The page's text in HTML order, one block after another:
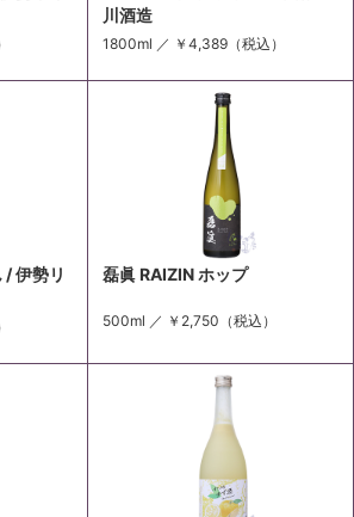
川酒造
1800ml ／ ￥4,389（税込）
伊勢リ
磊眞 RAIZIN ホップ
500ml ／ ￥2,750 （税込）